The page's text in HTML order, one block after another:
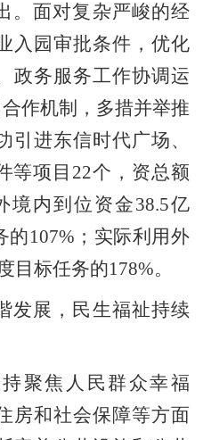
。面对复杂严峻的经
入园审批条件，优化
政务服务工作协调运
作机制，多措并举推
引进东信时代广场、
等项目 22个，资总额
境内到位资金38.5亿
的107% ；实际利用外
目标任务的178%。
发展，民生福祉持续
聚焦人民群众幸福
房和社会保障等方面